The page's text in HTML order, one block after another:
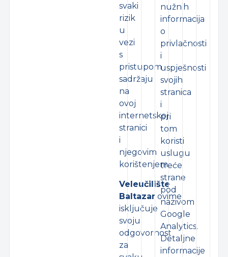
svaki
rizik
u
vezi
s
pristupom
sadržaju
na
ovoj
internetskoj
stranici
i
njegovim
korištenjem.
Veleučilište
Baltazar ovime
isključuje
svoju
odgovornost
za
nužnih
informacija
o
privlačnosti
i
uspješnosti
svojih
stranica
i
pri
tom
koristi
uslugu
treće
strane
pod
nazivom
Google
Analytics.
Detaljne
informacije